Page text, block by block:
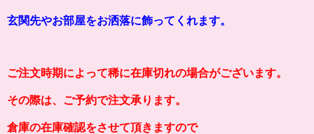
玄関先やお部屋をお洒落に飾ってくれます。
ご注文時期によって稀に在庫切れの場合がございます。
その際は、ご予約で注文承ります。
倉庫の在庫確認をさせて頂きますので